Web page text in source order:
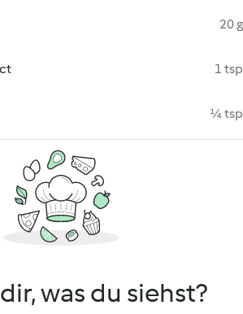
20 g
1 tsp
¼ tsp
was du siehst?